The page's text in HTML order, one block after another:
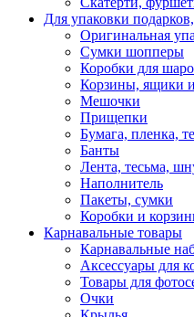
Для упаковки
Оригинальная
Сумки шопперы
Коробки для
Корзины, ящики
Мешочки
Прищепки
Бумага, пленка,
Банты
Лента, тесьма,
Наполнитель
Пакеты, сумки
Коробки и
Карнавальные товары
Карнавальные
Аксессуары для
Товары для
Очки